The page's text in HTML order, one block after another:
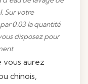
Sur votre
0.03 la quantité
disposez pour
vous aurez
chinois,